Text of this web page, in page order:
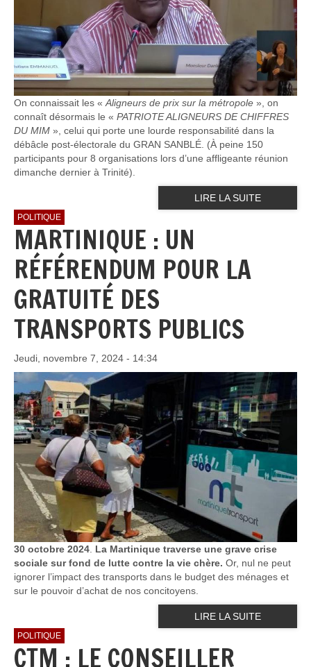
On connaissait les «Aligneurs de prix sur la métropole », on
connaît désormais le « PATRIOTE ALIGNEURS DE CHIFFRES
DU MIM », celui qui porte une lourde responsabilité dans la
débâcle post-électorale du GRAN SANBLÉ. (À peine 150
participants pour 8 organisations lors d’une affligeante réunion
dimanche dernier à Trinité).
LIRE LA SUITE
POLITIQUE
MARTINIQUE : UN
RÉFÉRENDUM POUR LA
GRATUITÉ DES
TRANSPORTS PUBLICS
Jeudi, novembre 7, 2024 - 14:34
30 octobre 2024 La Martinique traverse une grave crise
sociale sur fond de lutte contre la vie chère. Or, nul ne peut
ignorer l’impact des transports dans le budget des ménages et
sur le pouvoir d’achat de nos concitoyens.
LIRE LA SUITE
POLITIQUE
CTM : LE CONSEILLER